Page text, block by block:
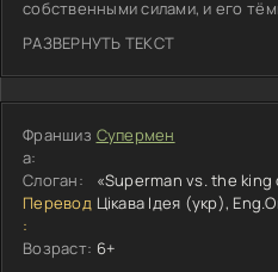
собственными силами, и его
предаётся мелким пакостям и
себе ясность. Дилемма не в
внутри. Супермену приходится бороться с самим собой, пока
краю, где грань между добром и
кулак для удара… по кому?
РАЗВЕРНУТЬ ТЕКСТ
Франшиз
а:
Супермен
Слоган:
«Superman vs. the
Перевод
:
Цікава Ідея (укр),
Возраст: 6+